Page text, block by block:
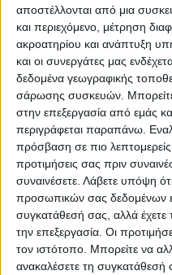
αποστέλλονται από μια
και περιεχόμενο, μέτρηση
ακροατηρίου και ανάπτυξη
και οι συνεργάτες μας
δεδομένα γεωγραφικής
σάρωσης συσκευών. Μπορείτε
στην επεξεργασία από εμάς
περιγράφεται παραπάνω.
πρόσβαση σε πιο λεπτομερείς
προτιμήσεις σας πριν
συναινέσετε. Λάβετε υπόψη
προσωπικών σας δεδομένων
συγκατάθεσή σας, αλλά έχετε
την επεξεργασία. Οι
τον ιστότοπο. Μπορείτε να
ανακαλέσετε τη
θεσμό του
φέτος η
laague 2 και ο
αναδείχθηκε
κερδίζοντας τον
έγινα πριν λίγους
Στάδιο.
Τελευταίες Ειδήσεις
ΑΓΩΝ στο